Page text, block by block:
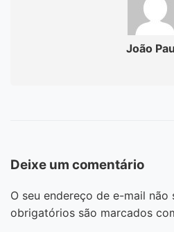
João
Deixe um comentário
O seu endereço de e-mail não
obrigatórios são marcados